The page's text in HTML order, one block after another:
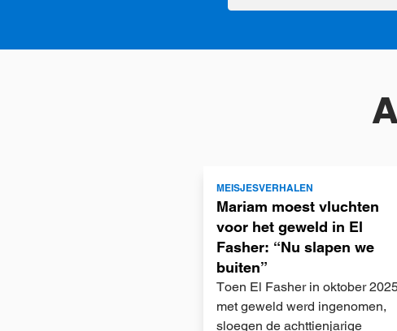
mailadres
MEISJESVERHALEN
Mariam moest vluchten
voor het geweld in El
Fasher: “Nu slapen we
buiten”
Toen El Fasher in oktober
met geweld werd ingenomen,
sloegen de achttienjarige
meer